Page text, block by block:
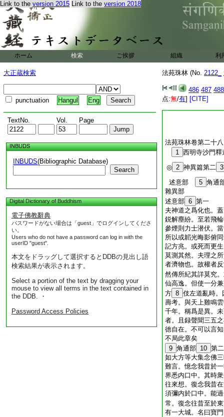
Link to the version 2015 Link to the version 2018
ホーム 検索 ご挨拶 組織 利
大正蔵検索
punctuation Hangul Eng
TextNo. Vol. Page
INBUDS
INBUDS(Bibliographic Database)
Search
Digital Dictionary of Buddhism
電子佛教辭典
パスワードがない場合は「guest」でログインしてくださ
い。
Users who do not have a password can log in with the
userID "guest".
本文をドラッグして選択するとDDBの見出し語
検索結果が表示されます。
Select a portion of the text by dragging your
mouse to view all terms in the text contained in
the DDB. ・
Password Access Policies
法苑珠林 (No. 2122_
486 487 488
点:無/有] [CITE]
法苑珠林卷第二十八
1 西明寺沙門
◎ 2 神異篇第二 3
述意部
5 角通
雜異部
述意部 6 第一
夫神道之爲化也。
鋭解塵紛。至若飛
參煙則力士潜伏。
所以或韜光晦影俯
記方兆。或死而更
莫測其然。夫理之
者濟物也。故權者
然傳所紀其詳莫究
仙高逸。但使一分
方 8 伎左道亂時。
壽考。與天上雞鳴
千年。稱爲是異。
者。且録聲聞三五
徳自在。不可以言
不局此章矣
9 角通部 10 第二
如大方等大集念佛
難言。憶念我昔於
界悉内口中。其時
往來想。復念我昔
須彌内於口中。能
常。復念往昔至於
有一大城。名曰寶